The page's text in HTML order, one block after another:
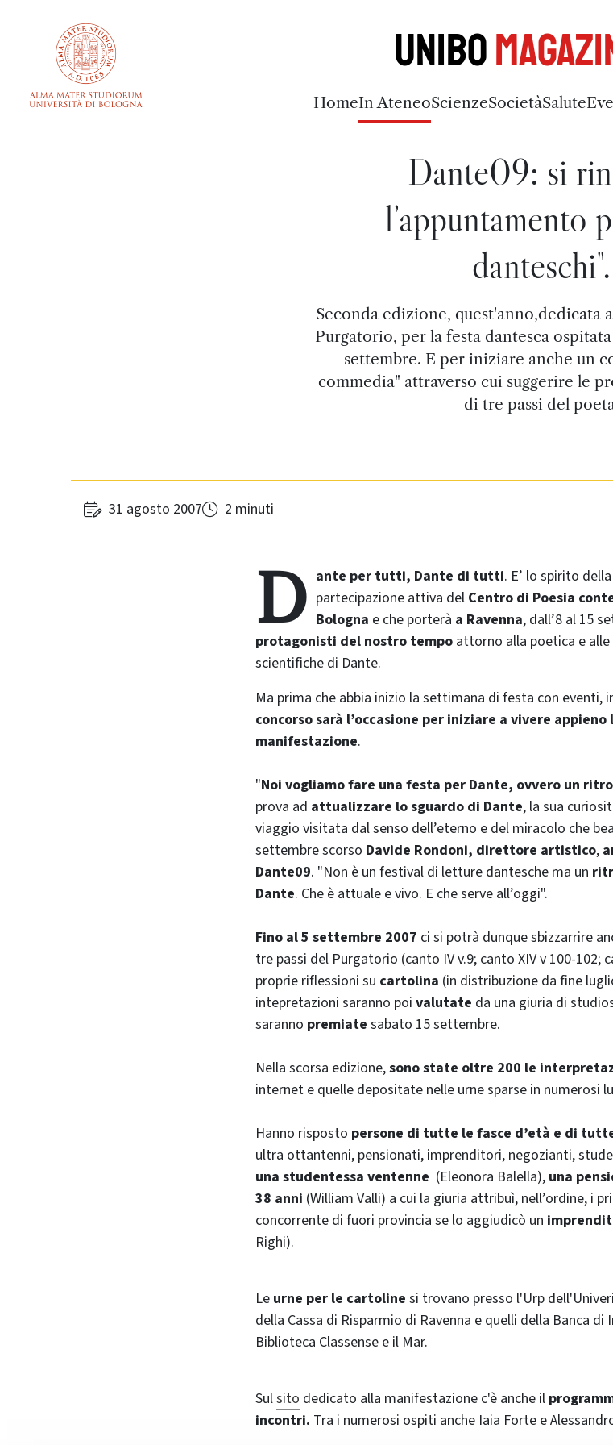
Unibo
HomeIn AteneoScienzeSocietàSalute
Dante09: si
l’appuntamento
danteschi".
Seconda edizione, quest'anno,dedicata
Purgatorio, per la festa dantesca ospitata
settembre. E per iniziare anche un
commedia" attraverso cui suggerire le
di tre passi del
31 agosto 2007 2 minuti
D ante per tutti, Dante di tutti. E’ lo spirito
partecipazione attiva del Centro di Poesia
Bologna e che porterà a Ravenna, dall’8 al 15
protagonisti del nostro tempo attorno alla poetica e
scientifiche di Dante.
Ma prima che abbia inizio la settimana di festa con eventi,
concorso sarà l’occasione per iniziare a vivere
manifestazione.
"Noi vogliamo fare una festa per Dante, ovvero un
prova ad attualizzare lo sguardo di Dante, la sua
viaggio visitata dal senso dell’eterno e del miracolo che
settembre scorso Davide Rondoni, direttore artistico,
Dante09. "Non è un festival di letture dantesche ma un
Dante. Che è attuale e vivo. E che serve all’oggi".
Fino al 5 settembre 2007 ci si potrà dunque sbizzarrire
tre passi del Purgatorio (canto IV v.9; canto XIV v 100-102;
proprie riflessioni su cartolina (in distribuzione da fine
intepretazioni saranno poi valutate da una giuria di
saranno premiate sabato 15 settembre.
Nella scorsa edizione,sono state oltre 200 le
internet e quelle depositate nelle urne sparse in numerosi
Hanno risposto persone di tutte le fasce d’età e di
ultra ottantenni, pensionati, imprenditori, negozianti,
una studentessa ventenne (Eleonora Balella), una
38 anni (William Valli) a cui la giuria attribuì, nell’ordine, i
concorrente di fuori provincia se lo aggiudicò un
Righi).
Le urne per le cartoline si trovano presso l'Urp
della Cassa di Risparmio di Ravenna e quelli della Banca
Biblioteca Classense e il Mar.
Sulsito dedicato alla manifestazione c'è anche il
incontri. Tra i numerosi ospiti anche Iaia Forte e